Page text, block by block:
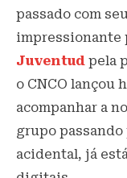
passado com
impressionante
Juventud pela
o CNCO lançou
acompanhar a
grupo
acidental, já